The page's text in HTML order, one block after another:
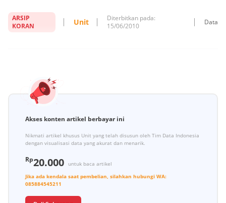
ARSIP
KORAN
Unit
Diterbitkan pada:
15/06/2010
Data
Akses konten artikel berbayar ini
Nikmati artikel khusus Unit yang telah disusun oleh Tim Data Indonesia
dengan visualisasi data yang akurat dan menarik.
Rp20.000
untuk baca artikel
Jika ada kendala saat pembelian, silahkan hubungi WA:
085884545211